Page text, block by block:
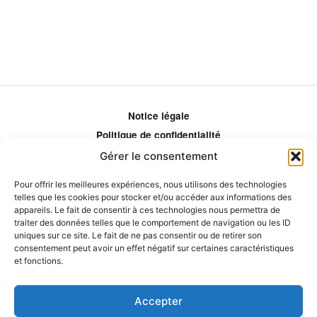
Gérer le consentement
Pour offrir les meilleures expériences, nous utilisons des technologies
telles que les cookies pour stocker et/ou accéder aux informations des
appareils. Le fait de consentir à ces technologies nous permettra de
traiter des données telles que le comportement de navigation ou les ID
uniques sur ce site. Le fait de ne pas consentir ou de retirer son
consentement peut avoir un effet négatif sur certaines caractéristiques
et fonctions.
Accepter
Notice légale
Politique de confidentialité
Politique de remboursement
Comment ça marche?
Qui sommes-nous?
Obtenir les crédits
Les éditeurs